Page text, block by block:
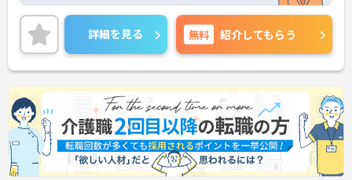
立を支援しています。週1日からの勤務が可能で、W
ワークや扶養内での勤務も歓迎しており、ご自身の
ペースで働けます。20代から60代まで幅広い世代が
活躍中で、未経験や無資格の方でも安心してスター
トできるよう、先輩スタッフが丁寧にサポートしま
す。昇給の機会は年2回あり、頑張りが評価される環
境です。正社員登用制度や産休・育休制度も整って
いるため、ライフステージに合わせて長く働き続け
られます。介護に挑戦したい方や、空いた時間を有
効活用したい方におすすめです。ご興味のある方は
詳細等をお伝えしますので、お気軽にお問い合わせ
ください。
詳細を見る 無料 紹介してもらう